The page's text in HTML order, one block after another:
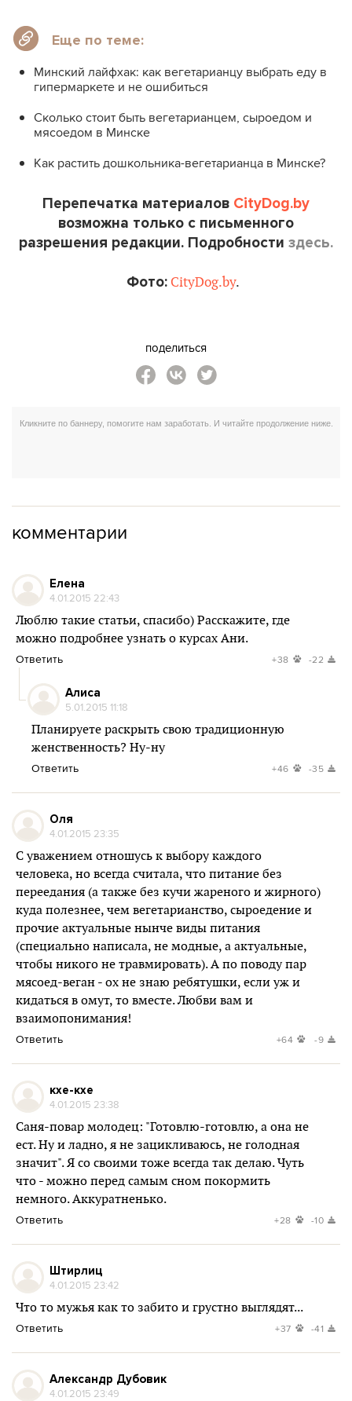
Еще по теме:
Минский лайфхак: как вегетарианцу выбрать еду в
гипермаркете и не ошибиться
Сколько стоит быть вегетарианцем, сыроедом и
мясоедом в Минске
Как растить дошкольника-вегетарианца в Минске?
Перепечатка материалов CityDog.by
возможна только с письменного
разрешения редакции. Подробности здесь.
Фото: CityDog.by.
поделиться
комментарии
Елена
4.01.2015 22:43
Люблю такие статьи, спасибо) Расскажите, где
можно подробнее узнать о курсах Ани.
Ответить +38 -22
Алиса
5.01.2015 11:18
Планируете раскрыть свою традиционную
женственность? Ну-ну
Ответить +46 -35
Оля
4.01.2015 23:35
С уважением отношусь к выбору каждого
человека, но всегда считала, что питание без
переедания (а также без кучи жареного и жирного)
куда полезнее, чем вегетарианство, сыроедение и
прочие актуальные нынче виды питания
(специально написала, не модные, а актуальные,
чтобы никого не травмировать). А по поводу пар
мясоед-веган - ох не знаю ребятушки, если уж и
кидаться в омут, то вместе. Любви вам и
взаимопонимания!
Ответить +64 -9
кхе-кхе
4.01.2015 23:38
Саня-повар молодец: "Готовлю-готовлю, а она не
ест. Ну и ладно, я не зацикливаюсь, не голодная
значит". Я со своими тоже всегда так делаю. Чуть
что - можно перед самым сном покормить
немного. Аккуратненько.
Ответить +28 -10
Штирлиц
4.01.2015 23:42
Что то мужья как то забито и грустно выглядят...
Ответить +37 -41
Александр Дубовик
4.01.2015 23:49